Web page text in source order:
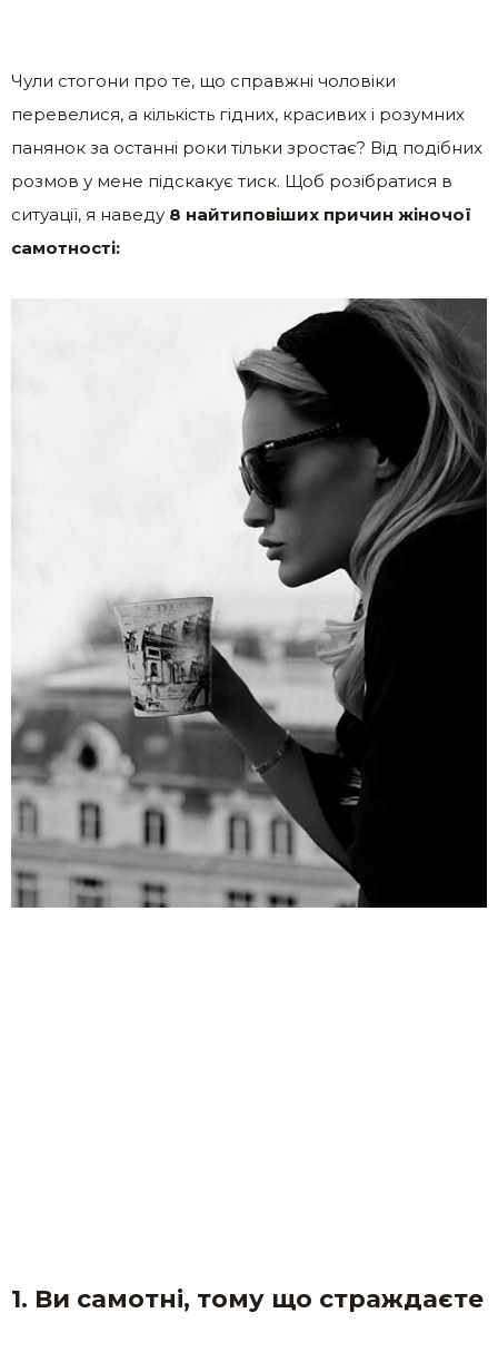
Чули стогони про те, що справжні чоловіки
перевелися, а кількість гідних, красивих і розумних
панянок за останні роки тільки зростає? Від подібних
розмов у мене підскакує тиск. Щоб розібратися в
ситуації, я наведу 8 найтиповіших причин жіночої
самотності:
1. Ви самотні, тому що страждаєте